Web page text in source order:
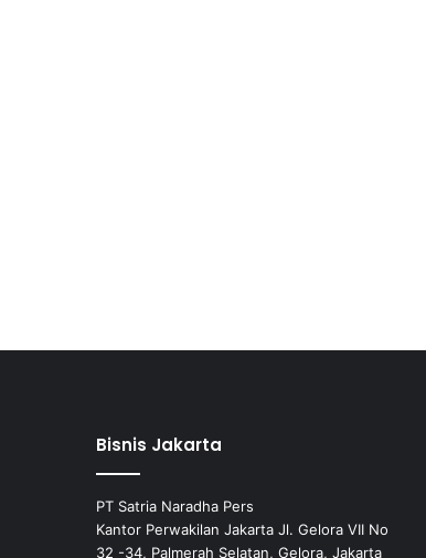
Bisnis Jakarta
PT Satria Naradha Pers
Kantor Perwakilan Jakarta Jl. Gelora VII No
32 -34, Palmerah Selatan, Gelora, Jakarta